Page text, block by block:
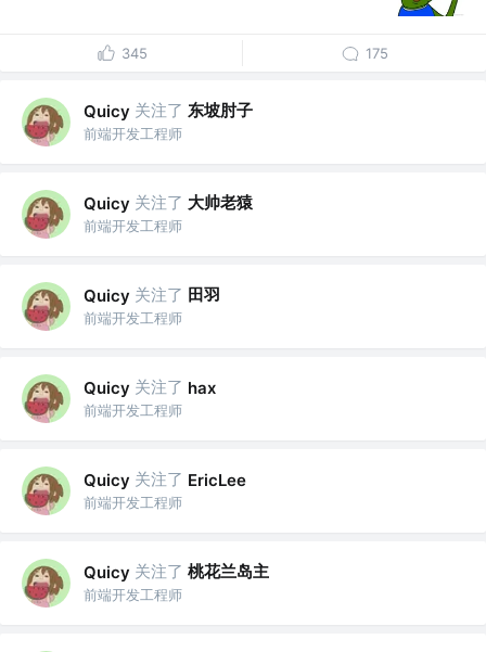
345 175
Quicy 关注了 东坡肘子
前端开发工程师
Quicy 关注了 大帅老猿
前端开发工程师
Quicy 关注了 田羽
前端开发工程师
Quicy 关注了 hax
前端开发工程师
Quicy 关注了 EricLee
前端开发工程师
Quicy 关注了 桃花兰岛主
前端开发工程师